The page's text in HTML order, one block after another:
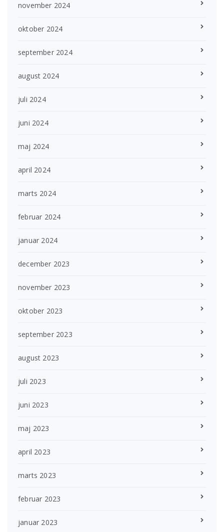
november 2024
oktober 2024
september 2024
august 2024
juli 2024
juni 2024
maj 2024
april 2024
marts 2024
februar 2024
januar 2024
december 2023
november 2023
oktober 2023
september 2023
august 2023
juli 2023
juni 2023
maj 2023
april 2023
marts 2023
februar 2023
januar 2023